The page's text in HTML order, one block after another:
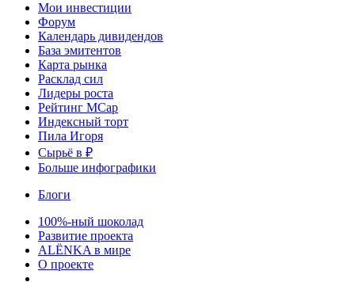
Мои инвестиции
Форум
Календарь дивидендов
База эмитентов
Карта рынка
Расклад сил
Лидеры роста
Рейтинг MCap
Индексный торт
Пила Игоря
Сырьё в ₽
Больше инфографики
Блоги
100%-ный шоколад
Развитие проекта
ALЁNKA в мире
О проекте